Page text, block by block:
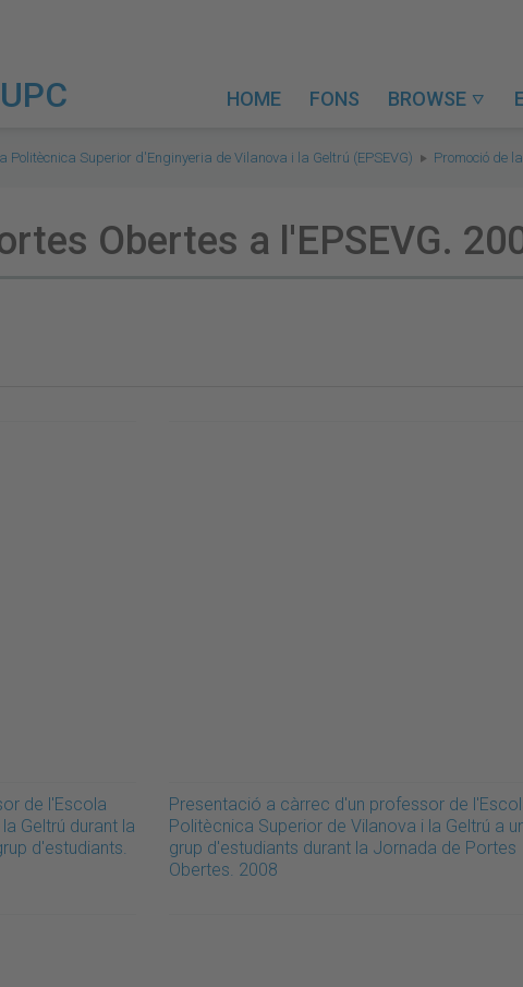
HOME FONS BROWSE 
Politècnica Superior d'Enginyeria de Vilanova i la Geltrú (EPSEVG) Promoció de
Obertes a l'EPSEVG.
de l'Escola
Geltrú durant la
d'estudiants.
Presentació a càrrec d'un professor de
Politècnica Superior de Vilanova i la Geltrú a
grup d'estudiants durant la Jornada de Portes
Obertes. 2008